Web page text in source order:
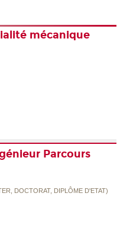
mécanique
Parcours
DOCTORAT, DIPLÔME D'ETAT)